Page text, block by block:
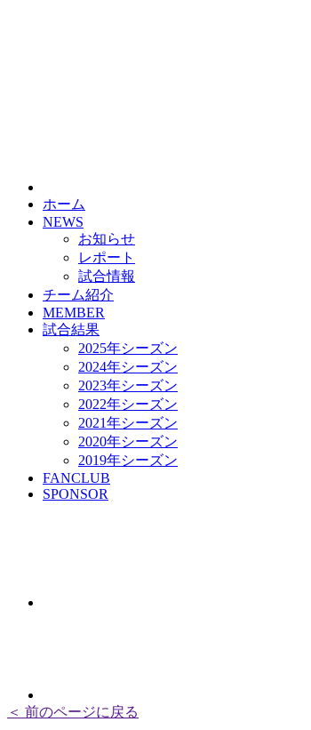
ホーム
NEWS
お知らせ
レポート
試合情報
チーム紹介
MEMBER
試合結果
2025年シーズン
2024年シーズン
2023年シーズン
2022年シーズン
2021年シーズン
2020年シーズン
2019年シーズン
FANCLUB
SPONSOR
＜ 前のページに戻る